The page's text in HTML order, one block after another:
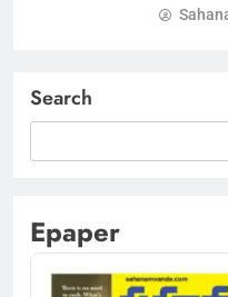
Search
Epaper